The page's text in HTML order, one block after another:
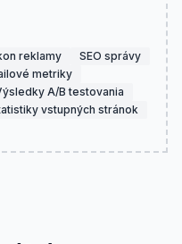
reklamy
SEO správy
metriky
A/B testovania
vstupných stránok